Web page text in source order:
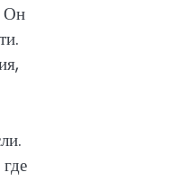
Он